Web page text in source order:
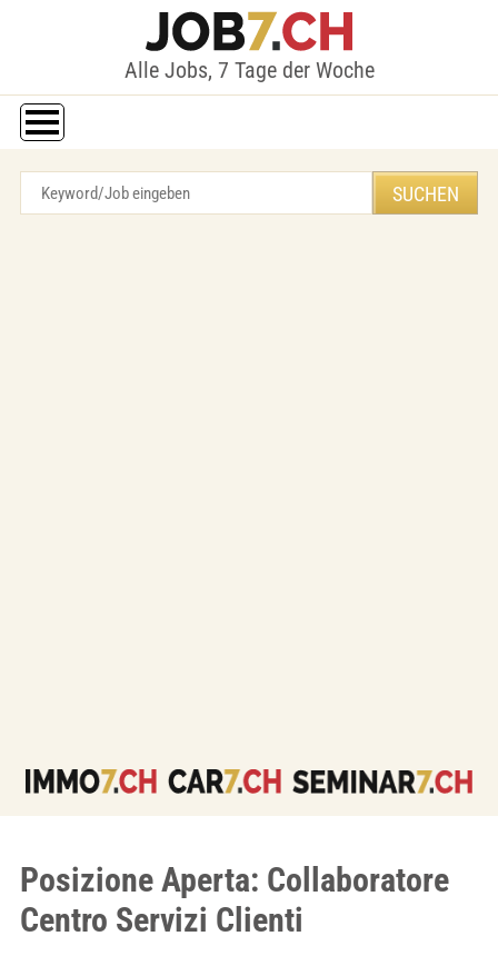
Alle Jobs, 7 Tage der Woche
Posizione Aperta: Collaboratore
Centro Servizi Clienti